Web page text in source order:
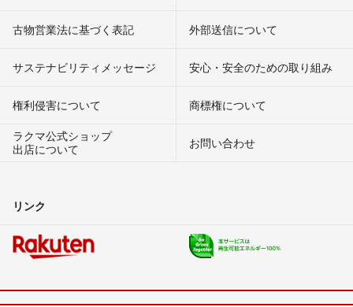
古物営業法に基づく表記 外部送信について
サステナビリティメッセージ 安心・安全のための取り組み
権利侵害について
商標権について
ラクマ公式ショップ
出店について
お問い合わせ
リンク